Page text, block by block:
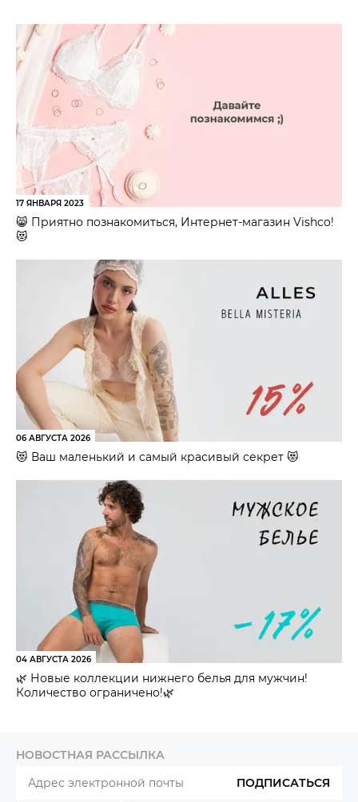
17 ЯНВАРЯ 2023
😸 Приятно познакомиться, Интернет-магазин Vishco!
😻
06 АВГУСТА 2026
😻 Ваш маленький и самый красивый секрет 😻
04 АВГУСТА 2026
🌿 Новые коллекции нижнего белья для мужчин!
Количество ограничено!🌿
НОВОСТНАЯ РАССЫЛКА
ПОДПИСАТЬСЯ